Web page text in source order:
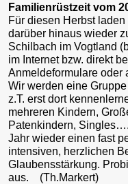
Familienrüstzeit vom
Für diesen Herbst
darüber hinaus wieder
Schilbach im Vogtland
im Internet bzw. direkt
Anmeldeformulare oder
Wir werden eine
z.T. erst dort
mehreren Kindern,
Patenkindern,
Jahr wieder einen fast
intensiven, herzlichen
Glaubensstärkung.
aus. (Th.Markert)